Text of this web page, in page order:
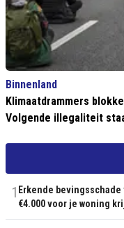
Binnenland
Klimaatdrammers
Volgende illegaliteit
1 Erkende bevingsschade
€4.000 voor je woning